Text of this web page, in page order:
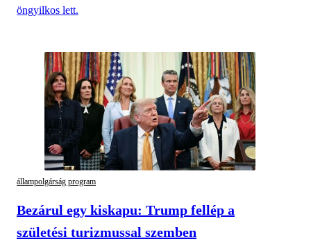
öngyilkos lett.
állampolgárság program
Bezárul egy kiskapu: Trump fellép a
születési turizmussal szemben